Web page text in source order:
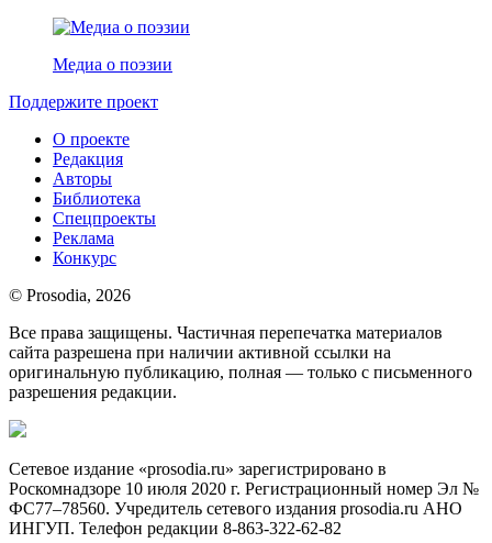
Медиа о поэзии
Поддержите проект
О проекте
Редакция
Авторы
Библиотека
Спецпроекты
Реклама
Конкурс
© Prosodia, 2026
Все права защищены. Частичная перепечатка материалов
сайта разрешена при наличии активной ссылки на
оригинальную публикацию, полная — только с письменного
разрешения редакции.
Сетевое издание «prosodia.ru» зарегистрировано в
Роскомнадзоре 10 июля 2020 г. Регистрационный номер Эл №
ФС77–78560. Учредитель сетевого издания prosodia.ru АНО
ИНГУП. Телефон редакции 8-863-322-62-82